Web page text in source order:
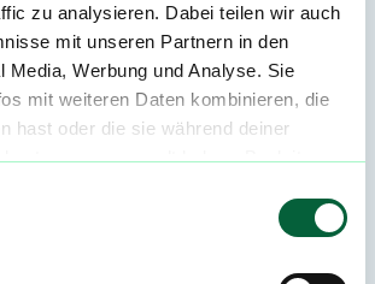
zu analysieren. Dabei teilen wir auch
mit unseren Partnern in den
Media, Werbung und Analyse. Sie
mit weiteren Daten kombinieren, die
hast oder die sie während deiner
gesammelt haben. Begleite
Dein
eingegangen
Deine Anfrage
eine Entscheidung
Je nach
kann er auch
14,20€